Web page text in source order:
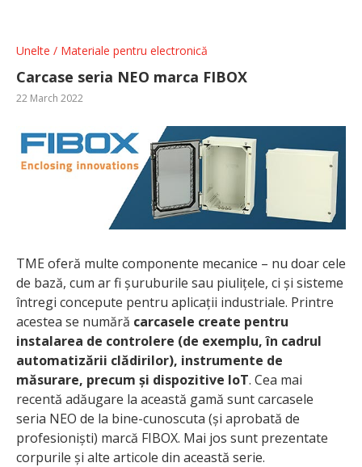
Unelte / Materiale pentru electronică
Carcase seria NEO marca FIBOX
22 March 2022
TME oferă multe componente mecanice – nu doar cele
de bază, cum ar fi șuruburile sau piulițele, ci și sisteme
întregi concepute pentru aplicații industriale. Printre
acestea se numără carcasele create pentru
instalarea de controlere (de exemplu, în cadrul
automatizării clădirilor), instrumente de
măsurare, precum și dispozitive IoT. Cea mai
recentă adăugare la această gamă sunt carcasele
seria NEO de la bine-cunoscuta (și aprobată de
profesioniști) marcă FIBOX. Mai jos sunt prezentate
corpurile și alte articole din această serie.